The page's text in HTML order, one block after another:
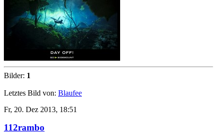
Bilder: 1
Letztes Bild von: Blaufee
Fr, 20. Dez 2013, 18:51
112rambo